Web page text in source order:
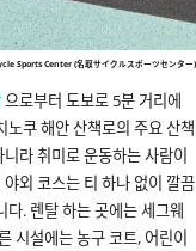
Sports Center (名取サイクルスポーツセンター)
으로부터 도보로 5분 거리에
노쿠 해안 산책로의 주요 산책
라 취미로 운동하는 사람이
외 코스는 티 하나 없이 깔끔
. 렌탈 하는 곳에는 세그웨
시설에는 농구 코트, 어린이